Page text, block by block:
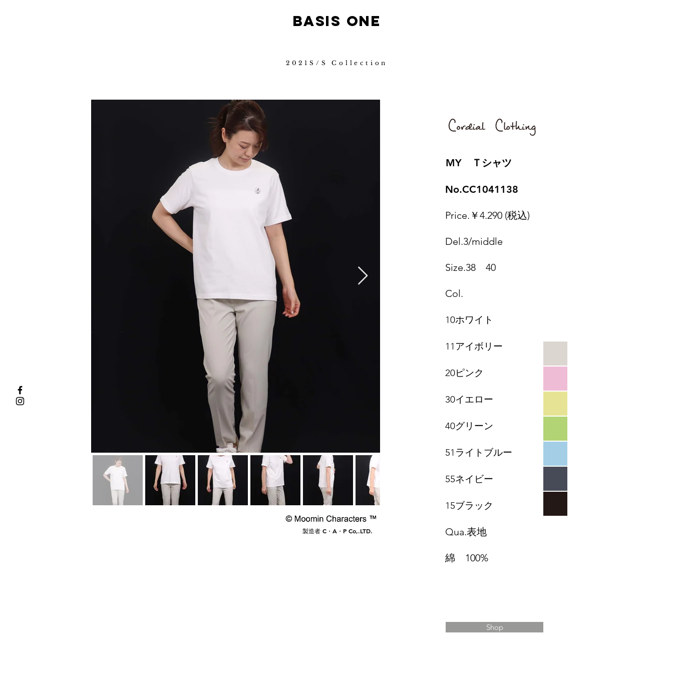
BASIS ONE
2021S/S Collection
​製造者 C・A・P Co,.LTD.
​MY Ｔシャツ
No.CC1041138
Price.￥4.290 (税込)
Del.3/middle
Size.38 40
Col.
10ホワイト
11アイボリー
20ピンク
30イエロー
40グリーン
51ライトブルー
55ネイビー
​15ブラック​
Qua.表地
綿 100%
Shop